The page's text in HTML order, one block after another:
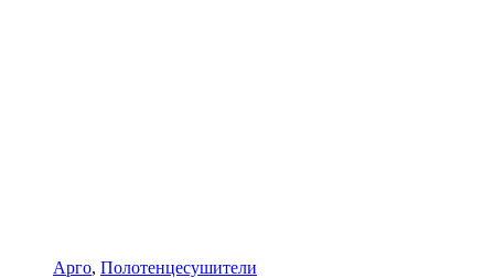
Арго, Полотенцесушители